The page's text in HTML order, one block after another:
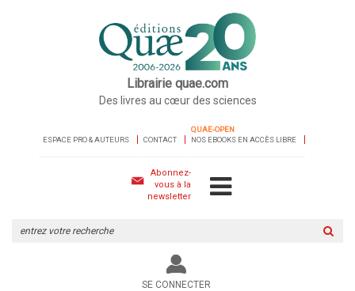
Librairie quae.com
Des livres au cœur des sciences
ESPACE PRO & AUTEURS CONTACT
QUAE-OPEN
NOS EBOOKS EN ACCÈS LIBRE
Abonnez-
vous à la
newsletter
le
site
SE CONNECTER